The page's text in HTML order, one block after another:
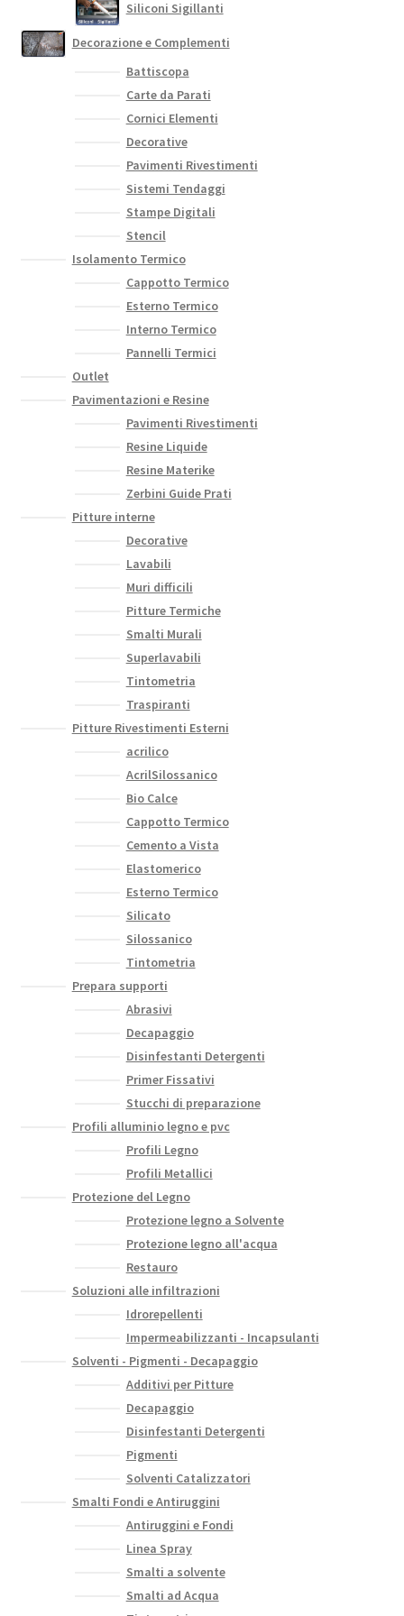
Siliconi Sigillanti
Decorazione e Complementi
Battiscopa
Carte da Parati
Cornici Elementi
Decorative
Pavimenti Rivestimenti
Sistemi Tendaggi
Stampe Digitali
Stencil
Isolamento Termico
Cappotto Termico
Esterno Termico
Interno Termico
Pannelli Termici
Outlet
Pavimentazioni e Resine
Pavimenti Rivestimenti
Resine Liquide
Resine Materike
Zerbini Guide Prati
Pitture interne
Decorative
Lavabili
Muri difficili
Pitture Termiche
Smalti Murali
Superlavabili
Tintometria
Traspiranti
Pitture Rivestimenti Esterni
acrilico
AcrilSilossanico
Bio Calce
Cappotto Termico
Cemento a Vista
Elastomerico
Esterno Termico
Silicato
Silossanico
Tintometria
Prepara supporti
Abrasivi
Decapaggio
Disinfestanti Detergenti
Primer Fissativi
Stucchi di preparazione
Profili alluminio legno e pvc
Profili Legno
Profili Metallici
Protezione del Legno
Protezione legno a Solvente
Protezione legno all'acqua
Restauro
Soluzioni alle infiltrazioni
Idrorepellenti
Impermeabilizzanti - Incapsulanti
Solventi - Pigmenti - Decapaggio
Additivi per Pitture
Decapaggio
Disinfestanti Detergenti
Pigmenti
Solventi Catalizzatori
Smalti Fondi e Antiruggini
Antiruggini e Fondi
Linea Spray
Smalti a solvente
Smalti ad Acqua